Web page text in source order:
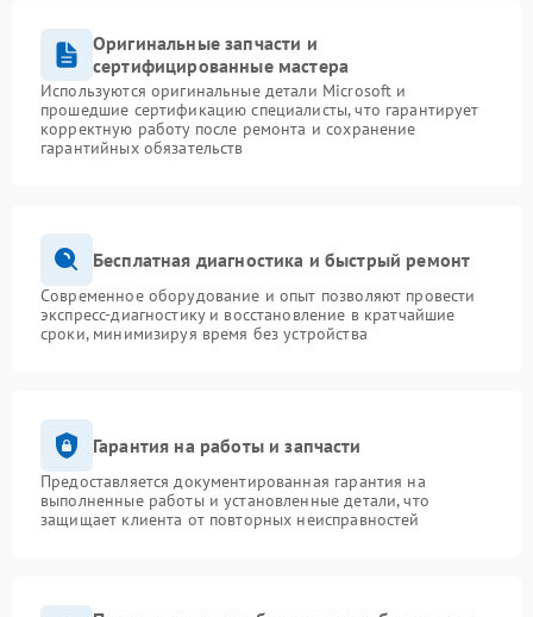
Оригинальные запчасти и
сертифицированные мастера
Используются оригинальные детали Microsoft и
прошедшие сертификацию специалисты, что гарантирует
корректную работу после ремонта и сохранение
гарантийных обязательств
Бесплатная диагностика и быстрый ремонт
Современное оборудование и опыт позволяют провести
экспресс-диагностику и восстановление в кратчайшие
сроки, минимизируя время без устройства
Гарантия на работы и запчасти
Предоставляется документированная гарантия на
выполненные работы и установленные детали, что
защищает клиента от повторных неисправностей